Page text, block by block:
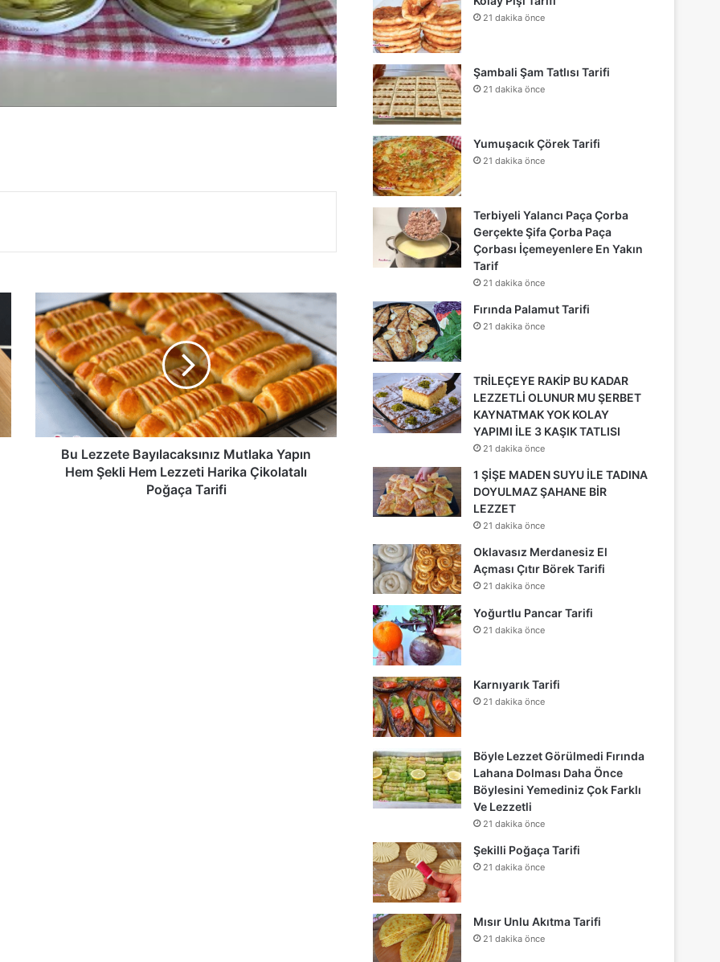
Lezzete
Bayılacaksınız
Mutlaka
Yapın
Hem
Lezzeti
Harika
Çikolatalı
Bu Lezzete Bayılacaksınız Mutlaka Yapın
Hem Şekli Hem Lezzeti Harika Çikolatalı
Poğaça Tarifi
21 dakika önce
Şambali Şam Tatlısı Tarifi
21 dakika önce
Yumuşacık Çörek Tarifi
21 dakika önce
Terbiyeli Yalancı Paça Çorba
Gerçekte Şifa Çorba Paça
Çorbası İçemeyenlere En Yakın
Tarif
21 dakika önce
Fırında Palamut Tarifi
21 dakika önce
TRİLEÇEYE RAKİP BU KADAR
LEZZETLİ OLUNUR MU ŞERBET
KAYNATMAK YOK KOLAY
YAPIMI İLE 3 KAŞIK TATLISI
21 dakika önce
1 ŞİŞE MADEN SUYU İLE TADINA
DOYULMAZ ŞAHANE BİR
LEZZET
21 dakika önce
Oklavasız Merdanesiz El
Açması Çıtır Börek Tarifi
21 dakika önce
Yoğurtlu Pancar Tarifi
21 dakika önce
Karnıyarık Tarifi
21 dakika önce
Böyle Lezzet Görülmedi Fırında
Lahana Dolması Daha Önce
Böylesini Yemediniz Çok Farklı
Ve Lezzetli
21 dakika önce
Şekilli Poğaça Tarifi
21 dakika önce
Mısır Unlu Akıtma Tarifi
21 dakika önce